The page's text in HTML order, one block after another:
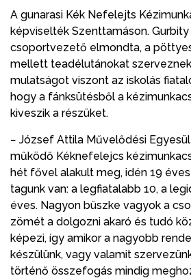
A gunarasi Kék Nefelejts
képviselték Szenttamáson.
csoportvezető elmondta, a
mellett teadélutánokat
mulatságot viszont az iskolás
hogy a fánksütésből a
kiveszik a részüket.
− József Attila Művelődési
működő Kéknefelejcs
hét fővel alakult meg, idén 19
tagunk van: a legfiatalabb 10, a
éves. Nagyon büszke vagyok a
zömét a dolgozni akaró és tudó
képezi, így amikor a nagyobb
készülünk, vagy valamit
történő összefogás mindig